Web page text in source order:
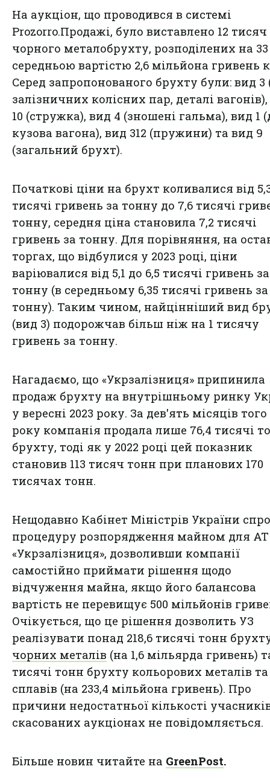
На аукціон, що проводився в системі
Prozorro.Продажі, було виставлено 12
чорного металобрухту, розподілених на
середньою вартістю 2,6 мільйона гривень
Серед запропонованого брухту були: вид 3
залізничних колісних пар, деталі
10 (стружка), вид 4 (зношені гальма), вид 1
кузова вагона), вид 312 (пружини) та вид 9
(загальний брухт).
Початкові ціни на брухт коливалися від
тисячі гривень за тонну до 7,6 тисячі
тонну, середня ціна становила 7,2 тисячі
гривень за тонну. Для порівняння, на
торгах, що відбулися у 2023 році, ціни
варіювалися від 5,1 до 6,5 тисячі гривень за
тонну (в середньому 6,35 тисячі гривень за
тонну). Таким чином, найцінніший вид
(вид 3) подорожчав більш ніж на 1 тисячу
гривень за тонну.
Нагадаємо, що «Укрзалізниця» припинила
продаж брухту на внутрішньому ринку
у вересні 2023 року. За дев'ять місяців
року компанія продала лише 76,4 тисячі
брухту, тоді як у 2022 році цей показник
становив 113 тисяч тонн при планових 170
тисячах тонн.
Нещодавно Кабінет Міністрів України
процедуру розпорядження майном для АТ
«Укрзалізниця», дозволивши компанії
самостійно приймати рішення щодо
відчуження майна, якщо його балансова
вартість не перевищує 500 мільйонів
Очікується, що це рішення дозволить УЗ
реалізувати понад 218,6 тисячі тонн
чорних металів (на 1,6 мільярда гривень)
тисячі тонн брухту кольорових металів та
сплавів (на 233,4 мільйона гривень). Про
причини недостатньої кількості
скасованих аукціонах не повідомляється.
Більше новин читайте на GreenPost.